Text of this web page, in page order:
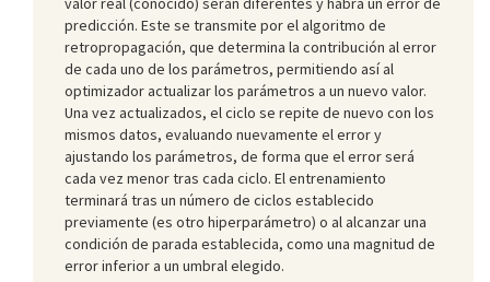
predicción. Este se transmite por el algoritmo de
retropropagación, que determina la contribución al error
de cada uno de los parámetros, permitiendo así al
optimizador actualizar los parámetros a un nuevo valor.
Una vez actualizados, el ciclo se repite de nuevo con los
mismos datos, evaluando nuevamente el error y
ajustando los parámetros, de forma que el error será
cada vez menor tras cada ciclo. El entrenamiento
terminará tras un número de ciclos establecido
previamente (es otro hiperparámetro) o al alcanzar una
condición de parada establecida, como una magnitud de
error inferior a un umbral elegido.